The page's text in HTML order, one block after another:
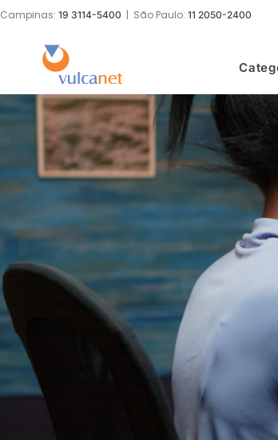
Campinas: 19 3114-5400 | São Paulo: 11 2050-2400